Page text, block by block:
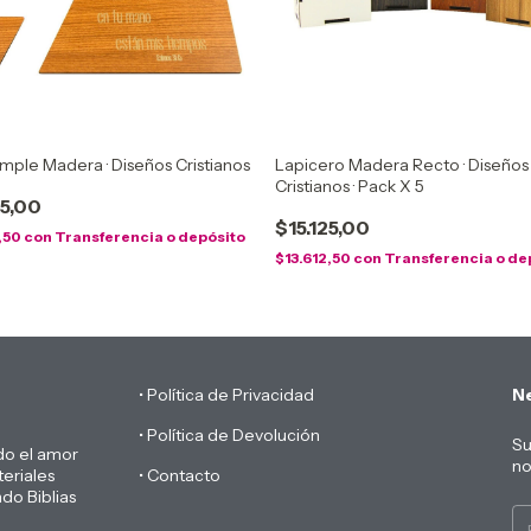
Madera · Diseños Cristianos
con Transferencia o depósito
Lapicero Madera Recto · Diseños
Cristianos · Pack X 5
$15.125,00
$13.612,50 con Transferencia o
el amor
Biblias
• Política de Privacidad
• Política de Devolución
• Contacto